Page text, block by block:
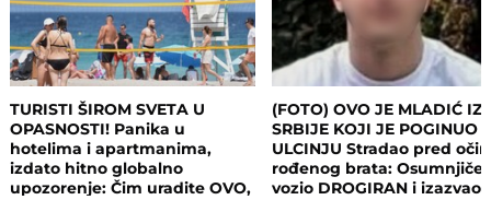
TURISTI ŠIROM SVETA U
OPASNOSTI! Panika u
hotelima i apartmanima,
izdato hitno globalno
upozorenje: Čim uradite OVO,
(FOTO) OVO JE MLADIĆ IZ
SRBIJE KOJI JE POGINUO
ULCINJU Stradao pred
rođenog brata:
vozio DROGIRAN i izazvao